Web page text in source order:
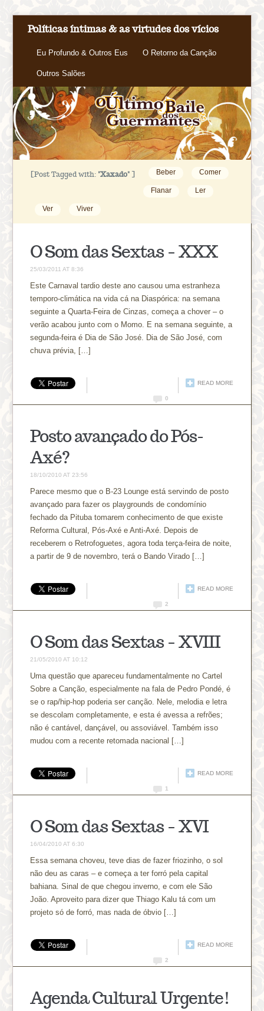
Políticas íntimas & as virtudes dos vícios
Eu Profundo & Outros Eus O Retorno da Canção
Outros Salões
[Post Tagged with: "Xaxado" ] Beber Comer
Flanar Ler
Ver Viver
O Som das Sextas – XXX
25/03/2011 AT 8:36
Este Carnaval tardio deste ano causou uma estranheza
temporo-climática na vida cá na Diaspórica: na semana
seguinte a Quarta-Feira de Cinzas, começa a chover – o
verão acabou junto com o Momo. E na semana seguinte, a
segunda-feira é Dia de São José. Dia de São José, com
chuva prévia, […]
READ MORE
0
Posto avançado do Pós-
Axé?
18/10/2010 AT 23:56
Parece mesmo que o B-23 Lounge está servindo de posto
avançado para fazer os playgrounds de condomínio
fechado da Pituba tomarem conhecimento de que existe
Reforma Cultural, Pós-Axé e Anti-Axé. Depois de
receberem o Retrofoguetes, agora toda terça-feira de noite,
a partir de 9 de novembro, terá o Bando Virado […]
READ MORE
2
O Som das Sextas – XVIII
21/05/2010 AT 10:12
Uma questão que apareceu fundamentalmente no Cartel
Sobre a Canção, especialmente na fala de Pedro Pondé, é
se o rap/hip-hop poderia ser canção. Nele, melodia e letra
se descolam completamente, e esta é avessa a refrões;
não é cantável, dançável, ou assoviável. Também isso
mudou com a recente retomada nacional […]
READ MORE
1
O Som das Sextas – XVI
16/04/2010 AT 6:30
Essa semana choveu, teve dias de fazer friozinho, o sol
não deu as caras – e começa a ter forró pela capital
bahiana. Sinal de que chegou inverno, e com ele São
João. Aproveito para dizer que Thiago Kalu tá com um
projeto só de forró, mas nada de óbvio […]
READ MORE
2
Agenda Cultural Urgente!